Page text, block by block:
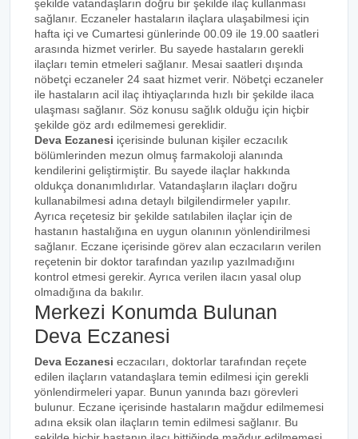
şekilde vatandaşların doğru bir şekilde ilaç kullanması
sağlanır. Eczaneler hastaların ilaçlara ulaşabilmesi için
hafta içi ve Cumartesi günlerinde 00.09 ile 19.00 saatleri
arasında hizmet verirler. Bu sayede hastaların gerekli
ilaçları temin etmeleri sağlanır. Mesai saatleri dışında
nöbetçi eczaneler 24 saat hizmet verir. Nöbetçi eczaneler
ile hastaların acil ilaç ihtiyaçlarında hızlı bir şekilde ilaca
ulaşması sağlanır. Söz konusu sağlık olduğu için hiçbir
şekilde göz ardı edilmemesi gereklidir.
Deva Eczanesi içerisinde bulunan kişiler eczacılık
bölümlerinden mezun olmuş farmakoloji alanında
kendilerini geliştirmiştir. Bu sayede ilaçlar hakkında
oldukça donanımlıdırlar. Vatandaşların ilaçları doğru
kullanabilmesi adına detaylı bilgilendirmeler yapılır.
Ayrıca reçetesiz bir şekilde satılabilen ilaçlar için de
hastanın hastalığına en uygun olanının yönlendirilmesi
sağlanır. Eczane içerisinde görev alan eczacıların verilen
reçetenin bir doktor tarafından yazılıp yazılmadığını
kontrol etmesi gerekir. Ayrıca verilen ilacın yasal olup
olmadığına da bakılır.
Merkezi Konumda Bulunan
Deva Eczanesi
Deva Eczanesi eczacıları, doktorlar tarafından reçete
edilen ilaçların vatandaşlara temin edilmesi için gerekli
yönlendirmeleri yapar. Bunun yanında bazı görevleri
bulunur. Eczane içerisinde hastaların mağdur edilmemesi
adına eksik olan ilaçların temin edilmesi sağlanır. Bu